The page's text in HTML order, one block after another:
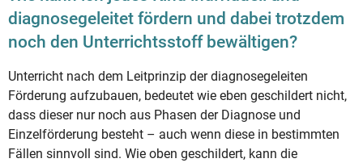
diagnosegeleitet fördern und dabei trotzdem
noch den Unterrichtsstoff bewältigen?
Unterricht nach dem Leitprinzip der diagnosegeleiten
Förderung aufzubauen, bedeutet wie eben geschildert nicht,
dass dieser nur noch aus Phasen der Diagnose und
Einzelförderung besteht – auch wenn diese in bestimmten
Fällen sinnvoll sind. Wie oben geschildert, kann die